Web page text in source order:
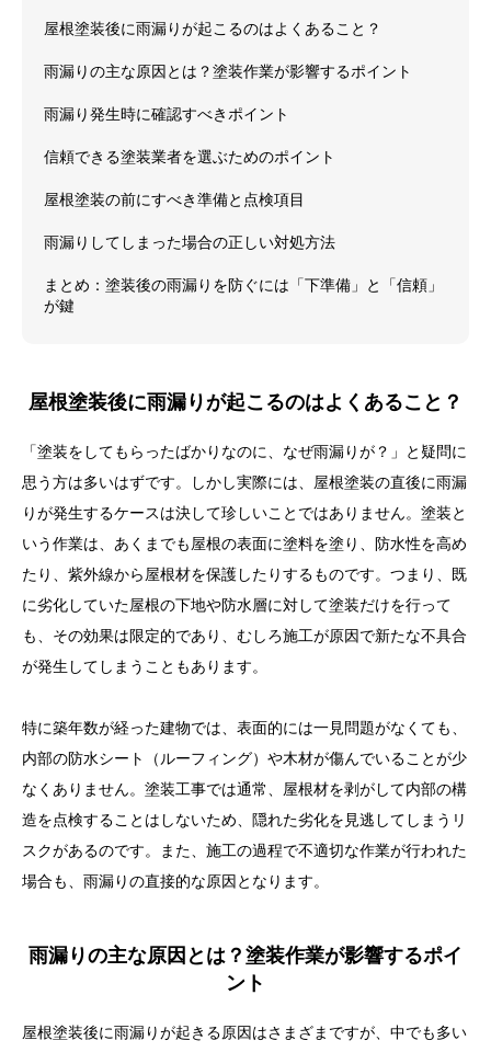
屋根塗装後に雨漏りが起こるのはよくあること？
雨漏りの主な原因とは？塗装作業が影響するポイント
雨漏り発生時に確認すべきポイント
信頼できる塗装業者を選ぶためのポイント
屋根塗装の前にすべき準備と点検項目
雨漏りしてしまった場合の正しい対処方法
まとめ：塗装後の雨漏りを防ぐには「下準備」と「信頼」
が鍵
屋根塗装後に雨漏りが起こるのはよくあること？
「塗装をしてもらったばかりなのに、なぜ雨漏りが？」と疑問に
思う方は多いはずです。しかし実際には、屋根塗装の直後に雨漏
りが発生するケースは決して珍しいことではありません。塗装と
いう作業は、あくまでも屋根の表面に塗料を塗り、防水性を高め
たり、紫外線から屋根材を保護したりするものです。つまり、既
に劣化していた屋根の下地や防水層に対して塗装だけを行って
も、その効果は限定的であり、むしろ施工が原因で新たな不具合
が発生してしまうこともあります。
特に築年数が経った建物では、表面的には一見問題がなくても、
内部の防水シート（ルーフィング）や木材が傷んでいることが少
なくありません。塗装工事では通常、屋根材を剥がして内部の構
造を点検することはしないため、隠れた劣化を見逃してしまうリ
スクがあるのです。また、施工の過程で不適切な作業が行われた
場合も、雨漏りの直接的な原因となります。
雨漏りの主な原因とは？塗装作業が影響するポイ
ント
屋根塗装後に雨漏りが起きる原因はさまざまですが、中でも多い